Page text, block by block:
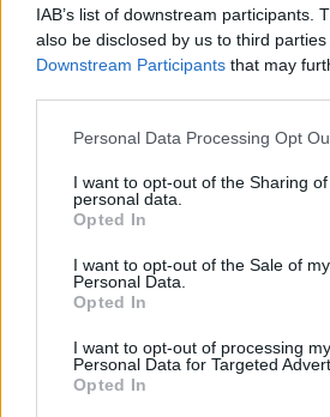
IAB’s list of downstream participants.
also be disclosed by us to third
Downstream Participants that may
Personal Data Processing Opt
I want to opt-out of the Sharing
personal data.
Opted In
I want to opt-out of the Sale of my
Personal Data.
Opted In
I want to opt-out of processing my
Personal Data for Targeted
Opted In